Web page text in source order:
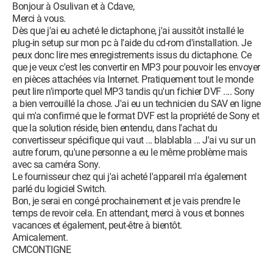
Bonjour à Osulivan et à Cdave,
Merci à vous.
Dès que j'ai eu acheté le dictaphone, j'ai aussitôt installé le
plug-in setup sur mon pc à l'aide du cd-rom d'installation. Je
peux donc lire mes enregistrements issus du dictaphone. Ce
que je veux c'est les convertir en MP3 pour pouvoir les envoyer
en pièces attachées via Internet. Pratiquement tout le monde
peut lire n'importe quel MP3 tandis qu'un fichier DVF .... Sony
a bien verrouillé la chose. J'ai eu un technicien du SAV en ligne
qui m'a confirmé que le format DVF est la propriété de Sony et
que la solution réside, bien entendu, dans l'achat du
convertisseur spécifique qui vaut ... blablabla ... J'ai vu sur un
autre forum, qu'une personne a eu le même problème mais
avec sa caméra Sony.
Le fournisseur chez qui j'ai acheté l'appareil m'a également
parlé du logiciel Switch.
Bon, je serai en congé prochainement et je vais prendre le
temps de revoir cela. En attendant, merci à vous et bonnes
vacances et également, peut-être à bientôt.
Amicalement.
CMCONTIGNE